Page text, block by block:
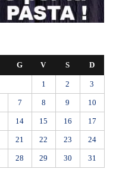
G V S D
1 2 3
7 8 9 10
14 15 16 17
21 22 23 24
28 29 30 31